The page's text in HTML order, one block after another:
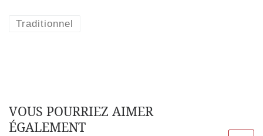
Traditionnel
VOUS POURRIEZ AIMER
ÉGALEMENT